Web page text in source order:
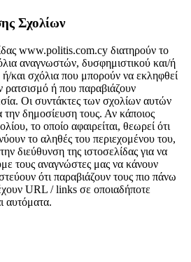
Σχολίων
www.politis.com.cy διατηρούν το
αναγνωστών, δυσφημιστικού και/ή
ή/και σχόλια που μπορούν να εκληφθεί
ρατσισμό ή που παραβιάζουν
Οι συντάκτες των σχολίων αυτών
την δημοσίευση τους. Αν κάποιος
το οποίο αφαιρείται, θεωρεί ότι
το αληθές του περιεχομένου του,
διεύθυνση της ιστοσελίδας για να
τους αναγνώστες μας να κάνουν
ότι παραβιάζουν τους πιο πάνω
URL / links σε οποιαδήποτε
αυτόματα.